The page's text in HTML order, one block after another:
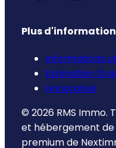
Plus
Informations
Estimation
Honoraires
© 2026 RMS Immo.
et hébergement
premium de